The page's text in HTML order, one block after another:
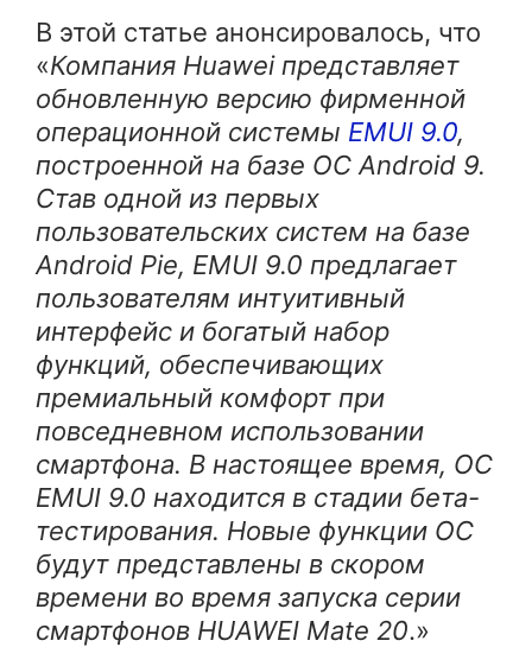
В этой статье анонсировалось, что
«Компания Huawei представляет
обновленную версию фирменной
операционной системы EMUI 9.0,
построенной на базе ОС Android 9.
Став одной из первых
пользовательских систем на базе
Android Pie, EMUI 9.0 предлагает
пользователям интуитивный
интерфейс и богатый набор
функций, обеспечивающих
премиальный комфорт при
повседневном использовании
смартфона. В настоящее время, ОС
EMUI 9.0 находится в стадии бета-
тестирования. Новые функции ОС
будут представлены в скором
времени во время запуска серии
смартфонов HUAWEI Mate 20.»